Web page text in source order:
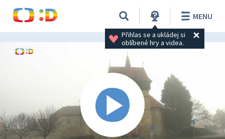
Přihlas se a ukládej si
oblíbené hry a videa.
MENU